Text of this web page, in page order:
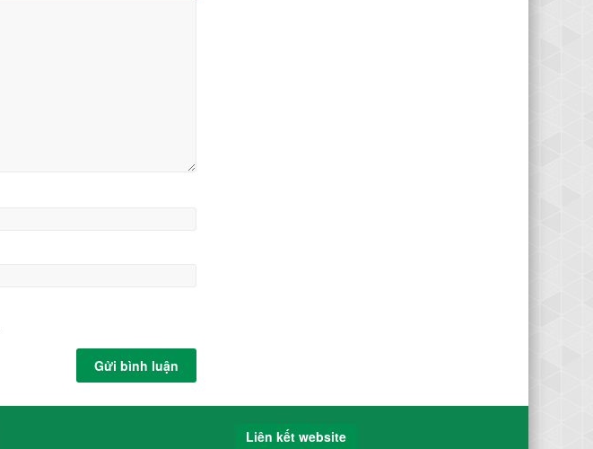
Liên kết website